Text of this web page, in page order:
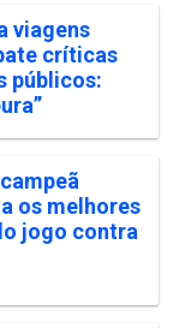
viagens
críticas
públicos:
os melhores
jogo contra